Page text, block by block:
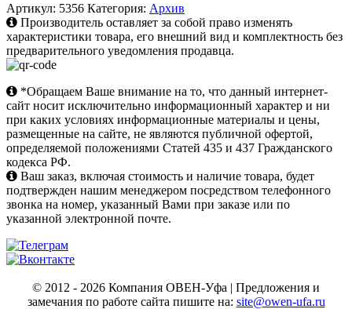
Артикул: 5356 Категория: Архив
Производитель оставляет за собой право изменять
характеристики товара, его внешний вид и комплектность без
предварительного уведомления продавца.
*Обращаем Ваше внимание на то, что данный интернет-
сайт носит исключительно информационный характер и ни
при каких условиях информационные материалы и цены,
размещенные на сайте, не являются публичной офертой,
определяемой положениями Статей 435 и 437 Гражданского
кодекса РФ.
Ваш заказ, включая стоимость и наличие товара, будет
подтвержден нашим менеджером посредством телефонного
звонка на номер, указанный Вами при заказе или по
указанной электронной почте.
© 2012 - 2026 Компания ОВЕН-Уфа | Предложения и
замечания по работе сайта пишите на: site@owen-ufa.ru